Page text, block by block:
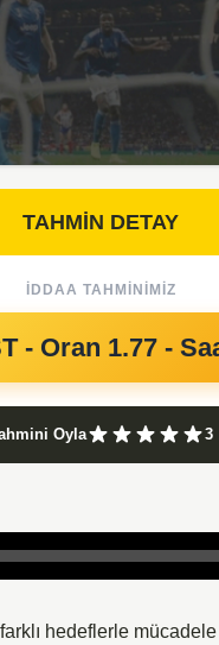
TAHMİN DETAY
İDDAA TAHMINIMIZ
- Oran 1.77 -
Oyla 3
hedeflerle